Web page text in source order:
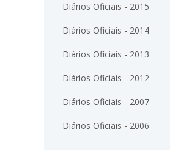
Diários Oficiais - 2015
Diários Oficiais - 2014
Diários Oficiais - 2013
Diários Oficiais - 2012
Diários Oficiais - 2007
Diários Oficiais - 2006